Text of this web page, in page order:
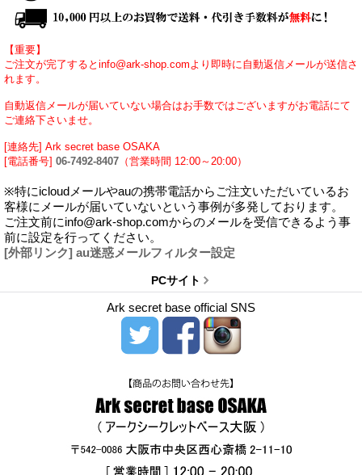
【重要】
ご注文が完了するとinfo@ark-shop.comより即時に自動返信メールが送信さ
れます。
自動返信メールが届いていない場合はお手数ではございますがお電話にて
ご連絡下さいませ。
[連絡先] Ark secret base OSAKA
[電話番号] 06-7492-8407 （営業時間 12:00～20:00）
※特にicloudメールやauの携帯電話からご注文いただいているお
客様にメールが届いていないという事例が多発しております。
ご注文前にinfo@ark-shop.comからのメールを受信できるよう事
前に設定を行ってください。
[外部リンク] au迷惑メールフィルター設定
PCサイト
Ark secret base official SNS